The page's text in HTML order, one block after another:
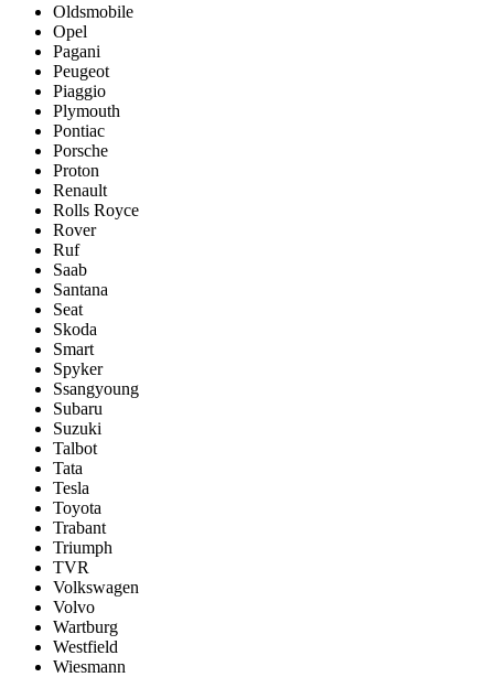
Oldsmobile
Opel
Pagani
Peugeot
Piaggio
Plymouth
Pontiac
Porsche
Proton
Renault
Rolls Royce
Rover
Ruf
Saab
Santana
Seat
Skoda
Smart
Spyker
Ssangyoung
Subaru
Suzuki
Talbot
Tata
Tesla
Toyota
Trabant
Triumph
TVR
Volkswagen
Volvo
Wartburg
Westfield
Wiesmann